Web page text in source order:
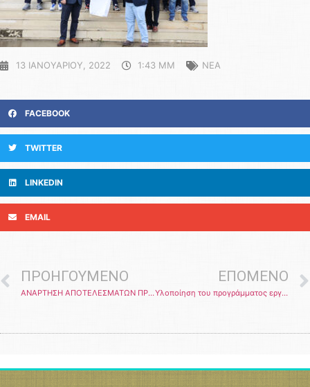
13 ΙΑΝΟΥΑΡΊΟΥ, 2022 1:43 ΜΜ ΝΕΑ
FACEBOOK
TWITTER
LINKEDIN
EMAIL
ΠΡΟΗΓΟΎΜΕΝΟ
ΑΝΑΡΤΗΣΗ ΑΠΟΤΕΛΕΣΜΑΤΩΝ ΠΡΟΣΚΛΗΣΕΩΝ
ΕΠΌΜΕΝΟ
Υλοποίηση του προγράμματος εργασίας της ΟΕΦ Αγροτική Εταιρική Σύμπραξη Ένωση Ηρακλείου